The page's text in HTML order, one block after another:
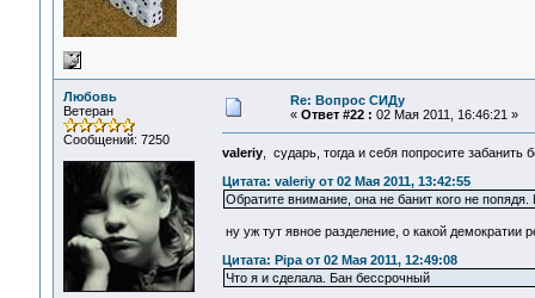
Любовь
Ветеран
Сообщений: 7250
Re: Вопрос СИДу
« Ответ #22 : 02 Мая 2011, 16:46:21 »
valeriy, сударь, тогда и себя попросите
Цитата: valeriy от 02 Мая 2011, 13:42:55
Обратите внимание, она не банит кого не
ну уж тут явное разделение, о какой демократии
Цитата: Pipa от 02 Мая 2011, 12:49:08
Что я и сделала. Бан бессрочный